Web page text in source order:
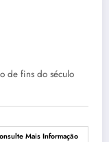
de fins do século
Mais Informação